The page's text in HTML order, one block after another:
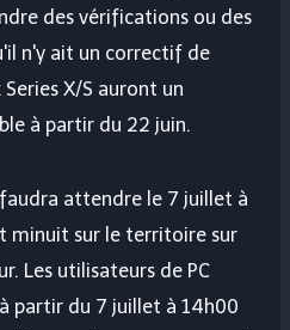
des vérifications ou des
n'y ait un correctif de
X/S auront un
à partir du 22 juin.
faudra attendre le 7 juillet à
minuit sur le territoire sur
Les utilisateurs de PC
partir du 7 juillet à 14h00